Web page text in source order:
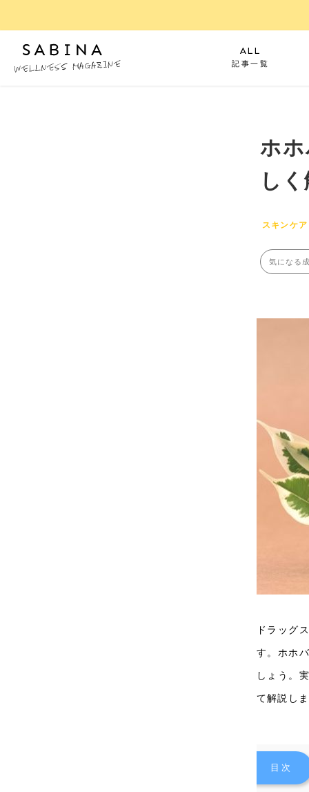
ALL
記事一覧
ホ
し
スキンケア
気になる
ドラッグ
す。ホホ
しょう。
て解説し
目次